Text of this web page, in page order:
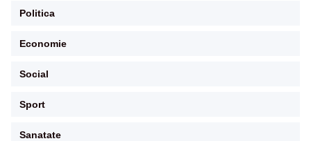
Politica
Economie
Social
Sport
Sanatate